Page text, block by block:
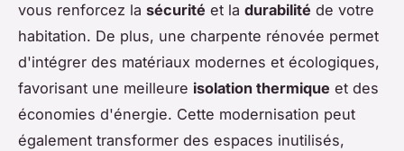
vous renforcez la sécurité et la durabilité de votre
habitation. De plus, une charpente rénovée permet
d'intégrer des matériaux modernes et écologiques,
favorisant une meilleure isolation thermique et des
économies d'énergie. Cette modernisation peut
également transformer des espaces inutilisés,